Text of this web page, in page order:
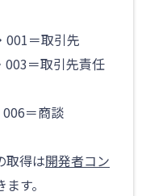
＝取引先
＝取引先責任
006＝商談
取得は開発者コン
す。